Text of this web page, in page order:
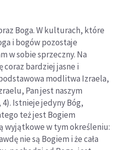
Boga. W kulturach, które
i bogów pozostaje
w sobie sprzeczny. Na
bardziej jasne i
modlitwa Izraela,
Pan jest naszym
Istnieje jedyny Bóg,
też jest Bogiem
wyjątkowe w tym określeniu:
nie są Bogiem i że cała